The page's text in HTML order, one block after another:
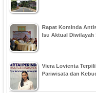
Rapat Kominda
Isu Aktual Diwilayah
Viera Lovienta
Pariwisata dan